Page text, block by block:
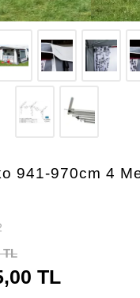
941-970cm 4
TL
TL